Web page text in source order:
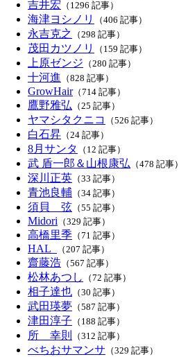
吉井宏 （1296 記事）
海津ヨシノリ （406 記事）
永吉克之 （298 記事）
茂田カツノリ （159 記事）
上原ゼンジ （280 記事）
十河進 （828 記事）
GrowHair（714 記事）
鷹野雅弘 （25 記事）
ヤマシタクニコ （526 記事）
白石昇 （24 記事）
8月サンタ （12 記事）
武 盾一郎＆山根康弘 （478 記事）
深川正英 （33 記事）
青池良輔 （34 記事）
須貝 弦 （55 記事）
Midori （329 記事）
高橋里季 （71 記事）
HAL_ （207 記事）
齋藤浩 （567 記事）
松林あつし （72 記事）
相子達也 （30 記事）
武田瑛夢 （587 記事）
津田淳子 （188 記事）
所 幸則 （312 記事）
べちおサマンサ （329 記事）